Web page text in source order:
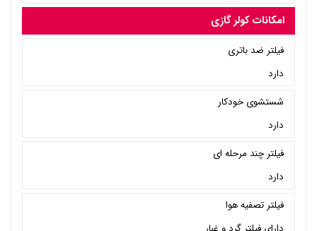
امکانات کولر گازی
فیلتر ضد باتری
دارد
شستشوی خودکار
دارد
فیلتر چند مرحله ای
دارد
فیلتر تصفیه هوا